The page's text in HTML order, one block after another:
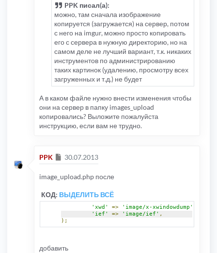
PPK писал(а):
можно, там сначала изображение
копируется (загружается) на сервер, потом
с него на imgur, можно просто копировать
его с сервера в нужную директорию, но на
самом деле не лучший вариант, т.к. никаких
инструментов по администрированию
таких картинок (удалению, просмотру всех
загруженных и т.д.) не будет
А в каком файле нужно внести изменения чтобы
они на сервер в папку images_upload
копировались? Выложите пожалуйста
инструкцию, если вам не трудно.
PPK Сообщение
30.07.2013
image_upload.php после
КОД: ВЫДЕЛИТЬ ВСЁ
'xwd' => 'image/x-xwindowdump'
'ief'
=> 'image/ief' ,
);
добавить